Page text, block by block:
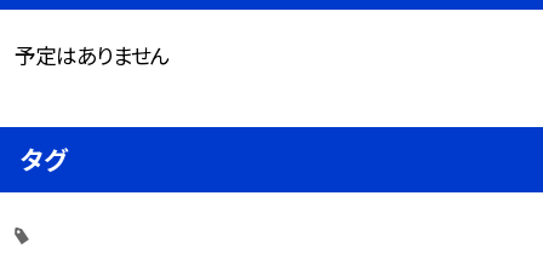
予定はありません
タグ